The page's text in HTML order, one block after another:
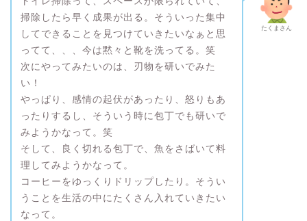
たくまさん
掃除したら早く成果が出る。そういった集中
してできることを見つけていきたいなぁと思
ってて、、、今は黙々と靴を洗ってる。笑
次にやってみたいのは、刃物を研いでみた
い！
やっぱり、感情の起伏があったり、怒りもあ
ったりするし、そういう時に包丁でも研いで
みようかなって。笑
そして、良く切れる包丁で、魚をさばいて料
理してみようかなって。
コーヒーをゆっくりドリップしたり。そうい
うことを生活の中にたくさん入れていきたい
なって。